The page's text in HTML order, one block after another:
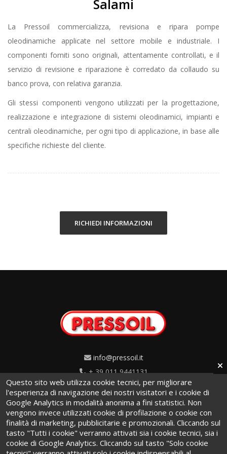
Salami
La Pressoil commercializza, revisiona e ripara pompe
oleodinamiche applicate nel settore mobile e industriale. I
componenti forniti sono originali, attentamente controllati, e il
servizio di revisione e riparazione è corredato da collaudo su
banco prova, con relativa garanzia.
Gli stessi componenti vengono utilizzati per la progettazione,
realizzazione e integrazione di sistemi oleodinamici, impianti e
centrali oleodinamiche, per ogni tipo di applicazione, in base alle
specifiche richieste del cliente.
RICHIEDI INFORMAZIONI
info@pressoil.it
+ 39 011 9441131
Via Cavaglià, 7 - 10020
Cambiano (TO) · Italy
Questo sito web utilizza cookie tecnici, per migliorare
l'esperienza di navigazione dei nostri visitatori e i cookie di
Google Analytics in modalità anonima a fini statistici. Non
vengono invece utilizzati cookie di profilazione o cookie con
finalità di marketing, pubblicitarie e promozionali. Cliccando sul
tasto "Tutti i cookie" verranno attivati sia i cookie tecnici, sia i
cookie di Google Analytics. Cliccando sul tasto "Solo cookie